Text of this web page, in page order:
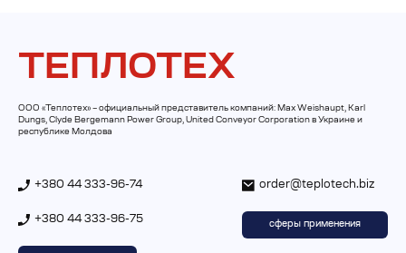
ТЕПЛОТЕХ
ООО «Теплотех» – официальный представитель компаний: Max Weishaupt, Karl
Dungs, Clyde Bergemann Power Group, United Conveyor Corporation в Украине и
республике Молдова
+380 44 333-96-74
+380 44 333-96-75
order@teplotech.biz
сферы применения